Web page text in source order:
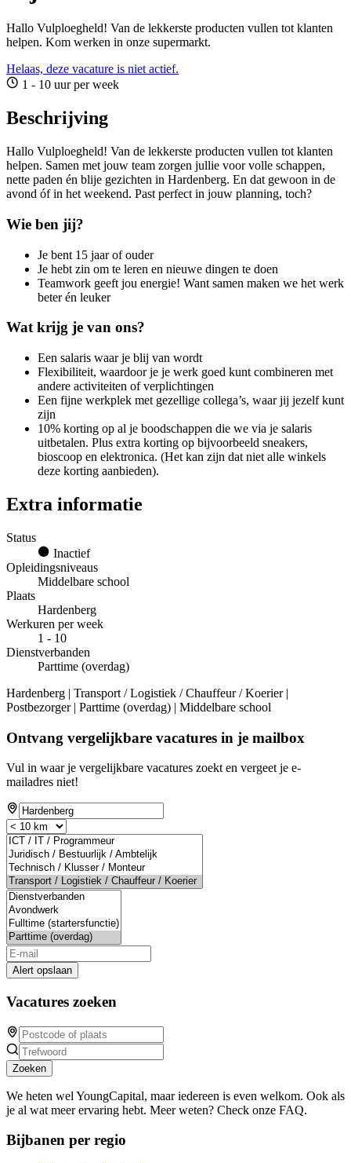
Hallo Vulploegheld! Van de lekkerste producten vullen tot klanten
helpen. Kom werken in onze supermarkt.
Helaas, deze vacature is niet actief.
1 - 10 uur per week
Beschrijving
Hallo Vulploegheld! Van de lekkerste producten vullen tot klanten
helpen. Samen met jouw team zorgen jullie voor volle schappen,
nette paden én blije gezichten in Hardenberg. En dat gewoon in de
avond óf in het weekend. Past perfect in jouw planning, toch?
Wie ben jij?
Je bent 15 jaar of ouder
Je hebt zin om te leren en nieuwe dingen te doen
Teamwork geeft jou energie! Want samen maken we het werk
beter én leuker
Wat krijg je van ons?
Een salaris waar je blij van wordt
Flexibiliteit, waardoor je je werk goed kunt combineren met
andere activiteiten of verplichtingen
Een fijne werkplek met gezellige collega’s, waar jij jezelf kunt
zijn
10% korting op al je boodschappen die we via je salaris
uitbetalen. Plus extra korting op bijvoorbeeld sneakers,
bioscoop en elektronica. (Het kan zijn dat niet alle winkels
deze korting aanbieden).
Extra informatie
Status
Inactief
Opleidingsniveaus
Middelbare school
Plaats
Hardenberg
Werkuren per week
1 - 10
Dienstverbanden
Parttime (overdag)
Hardenberg | Transport / Logistiek / Chauffeur / Koerier |
Postbezorger | Parttime (overdag) | Middelbare school
Ontvang vergelijkbare vacatures in je mailbox
Vul in waar je vergelijkbare vacatures zoekt en vergeet je e-
mailadres niet!
Alert opslaan
Vacatures zoeken
Zoeken
We heten wel YoungCapital, maar iedereen is even welkom. Ook als
je al wat meer ervaring hebt. Meer weten? Check onze FAQ.
Bijbanen per regio